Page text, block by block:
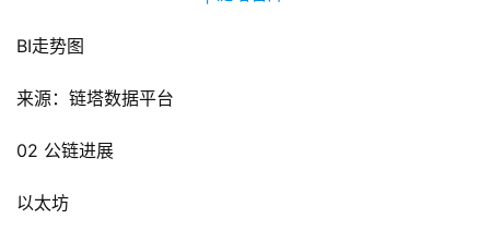
BI走势图
来源：链塔数据平台
02 公链进展
以太坊